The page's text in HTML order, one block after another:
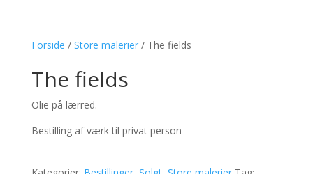
Forside / Store malerier/ The fields
The fields
Olie på lærred.
Bestilling af værk til privat person